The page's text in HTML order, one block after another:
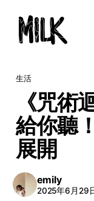
生活
《咒術
給你聽
展開
emily
2025年6月29